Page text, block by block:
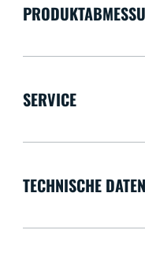
SERVICE
TECHNISCHE DATEN